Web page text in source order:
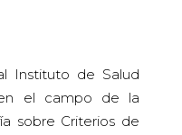
Instituto de Salud
en el campo de la
sobre Criterios de